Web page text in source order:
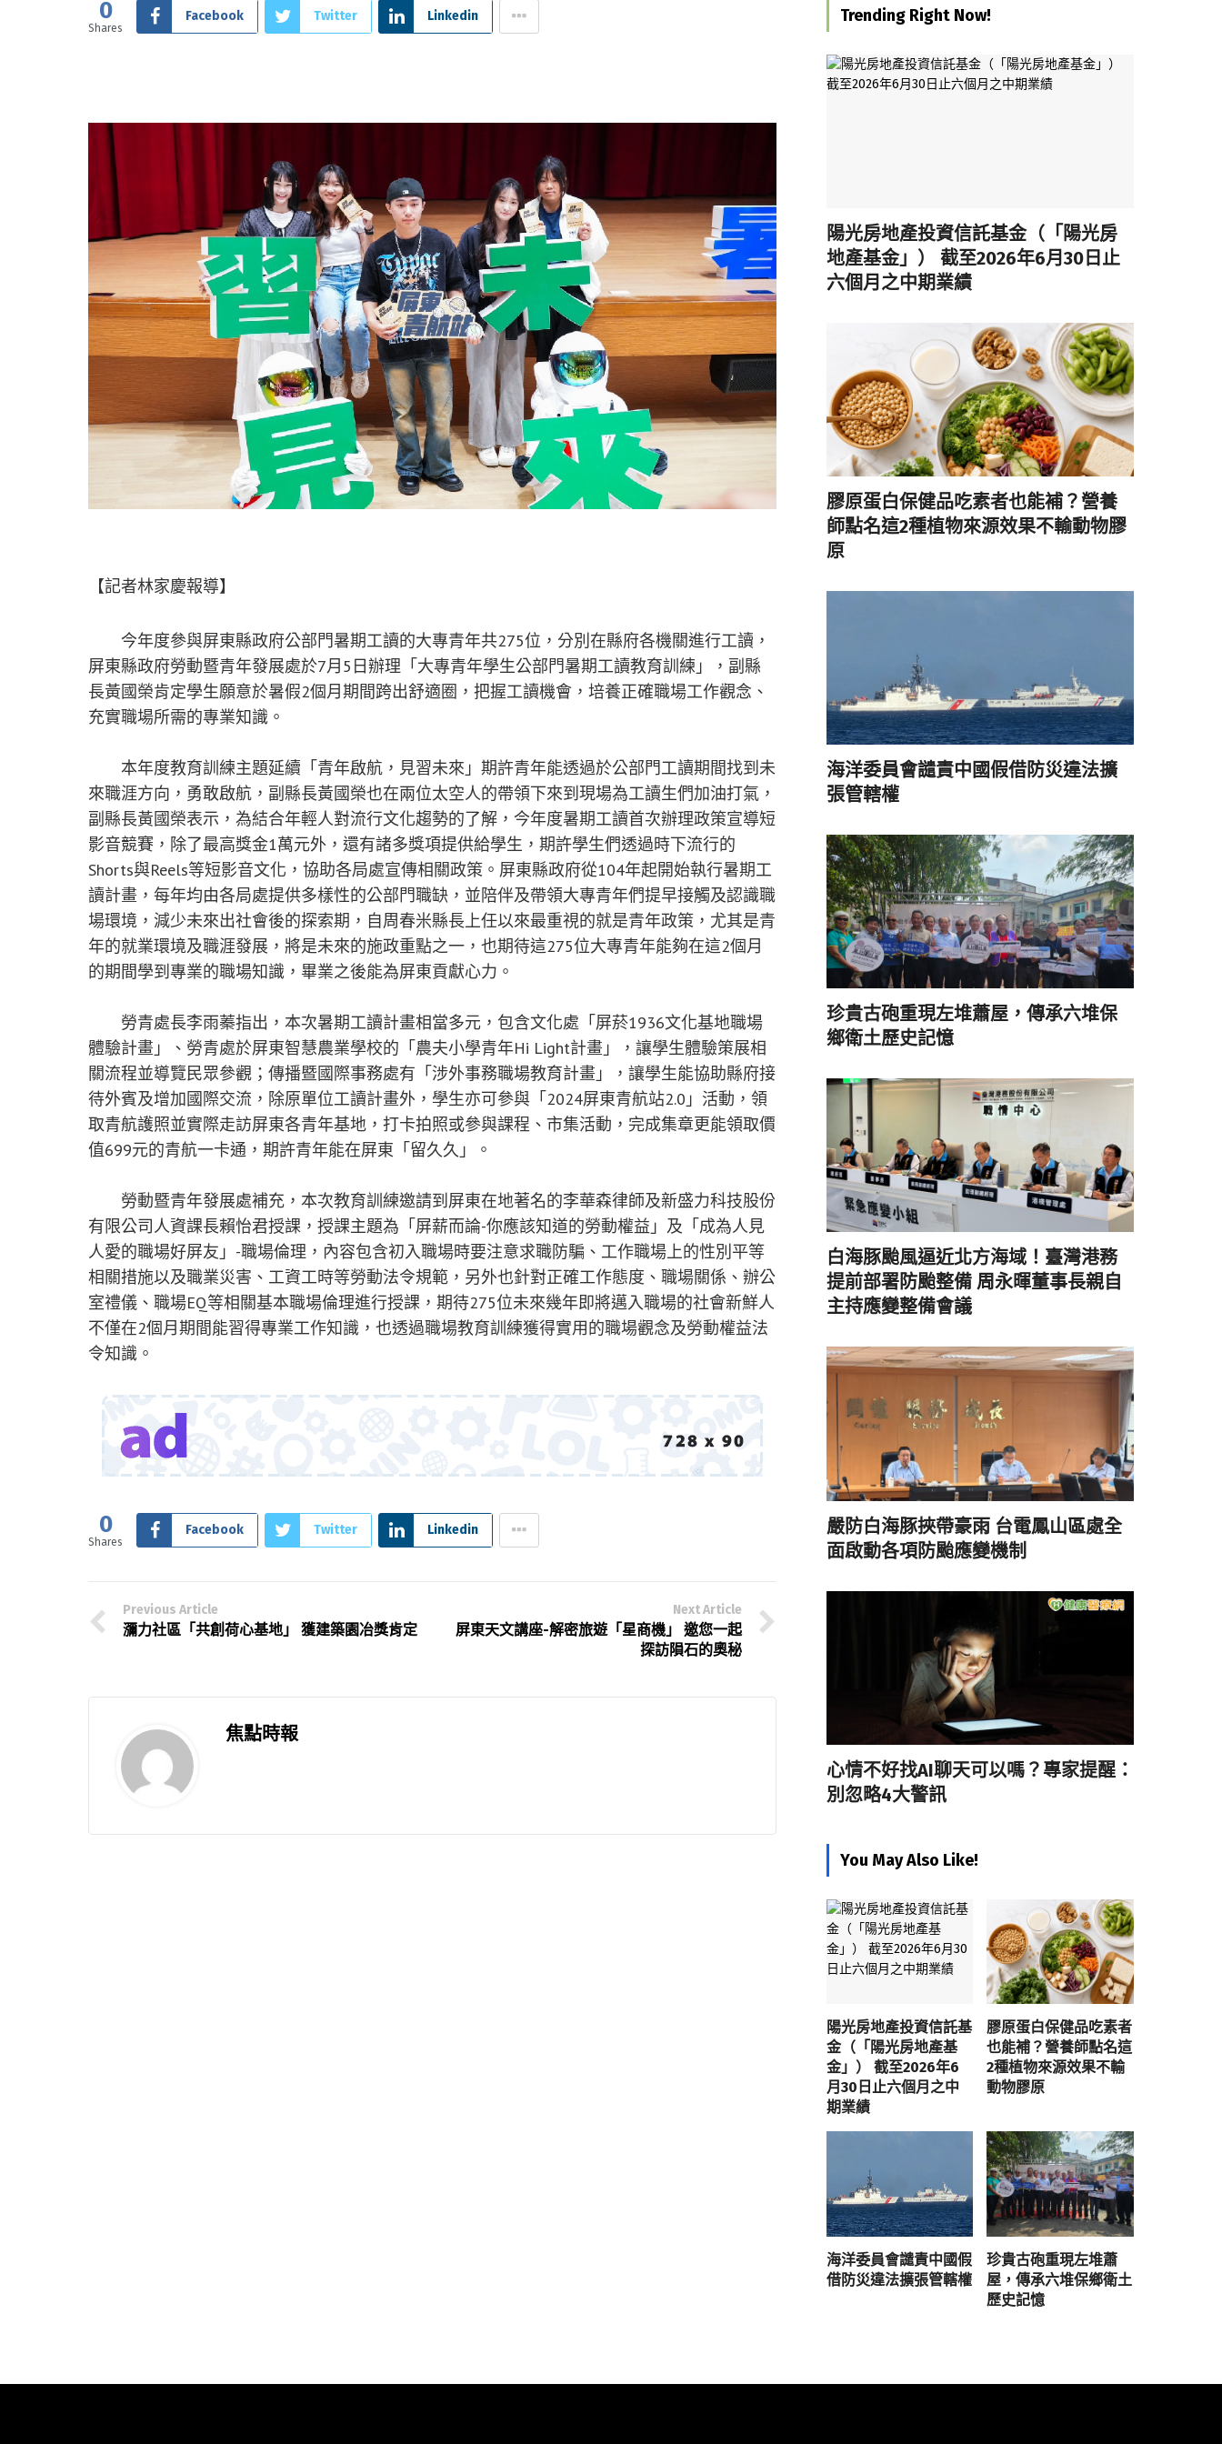
0
Shares
Facebook Twitter Linkedin
【記者林家慶報導】
今年度參與屏東縣政府公部門暑期工讀的大專青年共275位，分別在縣府各機關進行工讀，
屏東縣政府勞動暨青年發展處於7月5日辦理「大專青年學生公部門暑期工讀教育訓練」，副縣
長黃國榮肯定學生願意於暑假2個月期間跨出舒適圈，把握工讀機會，培養正確職場工作觀念、
充實職場所需的專業知識。
本年度教育訓練主題延續「青年啟航，見習未來」期許青年能透過於公部門工讀期間找到未
來職涯方向，勇敢啟航，副縣長黃國榮也在兩位太空人的帶領下來到現場為工讀生們加油打氣，
副縣長黃國榮表示，為結合年輕人對流行文化趨勢的了解，今年度暑期工讀首次辦理政策宣導短
影音競賽，除了最高獎金1萬元外，還有諸多獎項提供給學生，期許學生們透過時下流行的
Shorts與Reels等短影音文化，協助各局處宣傳相關政策。屏東縣政府從104年起開始執行暑期工
讀計畫，每年均由各局處提供多樣性的公部門職缺，並陪伴及帶領大專青年們提早接觸及認識職
場環境，減少未來出社會後的探索期，自周春米縣長上任以來最重視的就是青年政策，尤其是青
年的就業環境及職涯發展，將是未來的施政重點之一，也期待這275位大專青年能夠在這2個月
的期間學到專業的職場知識，畢業之後能為屏東貢獻心力。
勞青處長李雨蓁指出，本次暑期工讀計畫相當多元，包含文化處「屏菸1936文化基地職場
體驗計畫」、勞青處於屏東智慧農業學校的「農夫小學青年Hi Light計畫」，讓學生體驗策展相
關流程並導覽民眾參觀；傳播暨國際事務處有「涉外事務職場教育計畫」，讓學生能協助縣府接
待外賓及增加國際交流，除原單位工讀計畫外，學生亦可參與「2024屏東青航站2.0」活動，領
取青航護照並實際走訪屏東各青年基地，打卡拍照或參與課程、市集活動，完成集章更能領取價
值699元的青航一卡通，期許青年能在屏東「留久久」。
勞動暨青年發展處補充，本次教育訓練邀請到屏東在地著名的李華森律師及新盛力科技股份
有限公司人資課長賴怡君授課，授課主題為「屏薪而論-你應該知道的勞動權益」及「成為人見
人愛的職場好屏友」-職場倫理，內容包含初入職場時要注意求職防騙、工作職場上的性別平等
相關措施以及職業災害、工資工時等勞動法令規範，另外也針對正確工作態度、職場關係、辦公
室禮儀、職場EQ等相關基本職場倫理進行授課，期待275位未來幾年即將邁入職場的社會新鮮人
不僅在2個月期間能習得專業工作知識，也透過職場教育訓練獲得實用的職場觀念及勞動權益法
令知識。
0
Shares
Facebook Twitter Linkedin
Previous Article
瀰力社區「共創荷心基地」 獲建築園冶獎肯定
Next Article
屏東天文講座-解密旅遊「星商機」 邀您一起
探訪隕石的奧秘
焦點時報
Trending Right Now!
陽光房地產投資信託基金（「陽光房
地產基金」） 截至2026年6月30日止
六個月之中期業績
膠原蛋白保健品吃素者也能補？營養
師點名這2種植物來源效果不輸動物膠
原
海洋委員會譴責中國假借防災違法擴
張管轄權
珍貴古砲重現左堆蕭屋，傳承六堆保
鄉衛土歷史記憶
白海豚颱風逼近北方海域！臺灣港務
提前部署防颱整備 周永暉董事長親自
主持應變整備會議
嚴防白海豚挾帶豪雨 台電鳳山區處全
面啟動各項防颱應變機制
心情不好找AI聊天可以嗎？專家提醒：
別忽略4大警訊
You May Also Like!
陽光房地產投資信託基
金（「陽光房地產基
金」） 截至2026年6
月30日止六個月之中
期業績
膠原蛋白保健品吃素者
也能補？營養師點名這
2種植物來源效果不輸
動物膠原
海洋委員會譴責中國假
借防災違法擴張管轄權
珍貴古砲重現左堆蕭
屋，傳承六堆保鄉衛土
歷史記憶